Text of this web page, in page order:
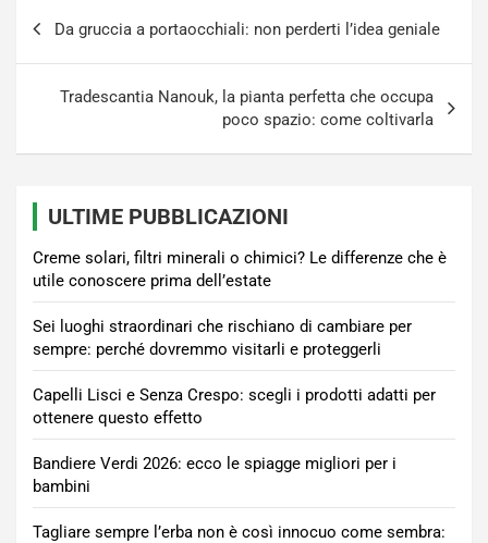
articoli
Da gruccia a portaocchiali: non perderti l’idea geniale
Tradescantia Nanouk, la pianta perfetta che occupa
poco spazio: come coltivarla
ULTIME PUBBLICAZIONI
Creme solari, filtri minerali o chimici? Le differenze che è
utile conoscere prima dell’estate
Sei luoghi straordinari che rischiano di cambiare per
sempre: perché dovremmo visitarli e proteggerli
Capelli Lisci e Senza Crespo: scegli i prodotti adatti per
ottenere questo effetto
Bandiere Verdi 2026: ecco le spiagge migliori per i
bambini
Tagliare sempre l’erba non è così innocuo come sembra: